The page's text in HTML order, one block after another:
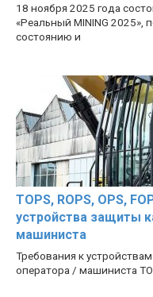
18 ноября 2025 года
«Реальный MINING 2025»,
состоянию и
TOPS, ROPS, OPS,
устройства защиты
машиниста
Требования к
оператора / машиниста